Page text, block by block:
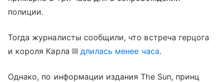
полиции.
Тогда журналисты сообщили, что встреча герцога
и короля Карла III длилась менее часа.
Однако, по информации издания The Sun, принц